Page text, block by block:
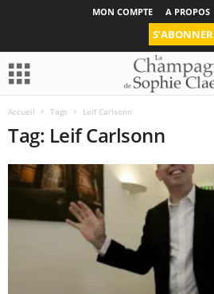
MON COMPTE A PROPOS
S’ABONNER
Accueil Tags Leif Carlsonn
Tag: Leif Carlsonn